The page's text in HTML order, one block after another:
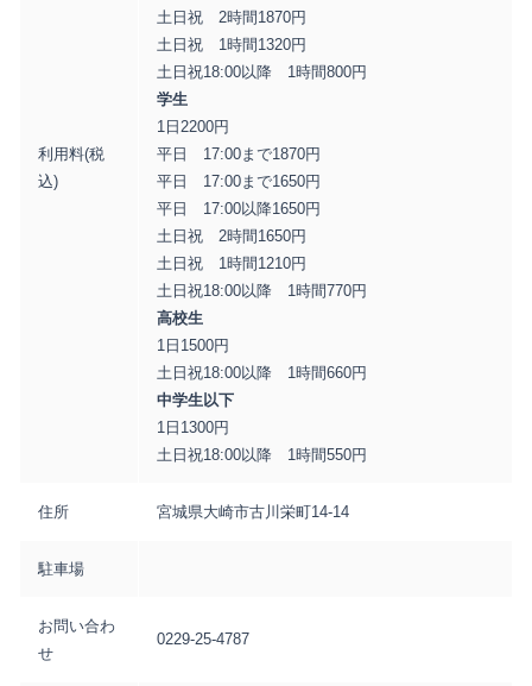
利用料(税
込)
土日祝 2時間1870円
土日祝 1時間1320円
土日祝18:00以降 1時間800円
学生
1日2200円
平日 17:00まで1870円
平日 17:00まで1650円
平日 17:00以降1650円
土日祝 2時間1650円
土日祝 1時間1210円
土日祝18:00以降 1時間770円
高校生
1日1500円
土日祝18:00以降 1時間660円
中学生以下
1日1300円
土日祝18:00以降 1時間550円
住所 宮城県大崎市古川栄町14-14
駐車場
お問い合わ
せ
0229-25-4787